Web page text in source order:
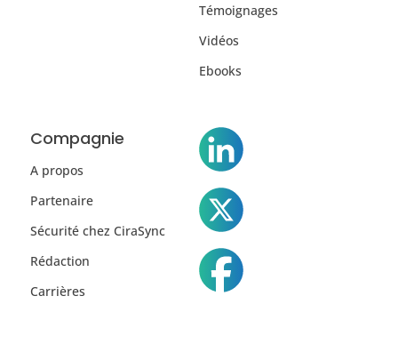
Témoignages
Vidéos
Ebooks
Compagnie
A propos
Partenaire
Sécurité chez CiraSync
Rédaction
Carrières